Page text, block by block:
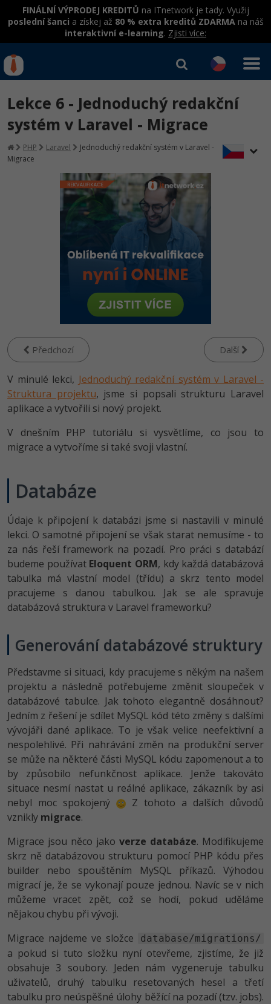
FINÁLNÍ VÝPRODEJ KREDITŮ na ITnetwork je tady. Využij
poslední šanci a získej až 80 % extra kreditů ZDARMAna náš
interaktivní e-learning. Zjisti více:
Rekvalifikace a kurzy
hrazené úřadem práce
Workshopy zdarma
Umělá inteligence v praxi
Datová analýza v praxi
Školení
Základy programování
Objektové programování - OOP
Umělá inteligence
HTML5, CSS3, Bootstrap, SEO
SQL a databáze
Testování a verzování
UML a návrhové vzory
React
Spring
Django
Best practices
Školení dle technologií
JavaScript
Python
HTML / CSS
UML a návrhové vzory
MySQL/MariaDB
SQLite
Kurzy IT profesí
Programátor WWW aplikací
Senior programátor
Front-end developer
Vývojář mobilních aplikací
Specialista na AI a bigdata
C# Game developer
Webdesigner
Tester
Grafik / UX/UI návrhář
Databázový analytik
Copywriter
WordPress specialista
Kurzy programování
Jak začít?
-80%
C#.NET
Python -80%
JavaScript -80%
PHP
-80%
Swift -80%
C -80%
Návrh SW -80%
Algoritmy -41%
Umělá inteligence (AI) -10%
Více
Fórum
Kurzy e-commerce
Testování softwaru
Datová analýza
Digitální gramotnost
Marketing
WordPress
SEO -30%
UX
Business
Kryptoměny -25%
Copywriting -30%
Kurzy designu
HTML/CSS -80%
Photoshop -80%
Adobe Lightroom -30%
Adobe XD -15%
Adobe InDesign -25%
Adobe After Effects
Blender -80%
Inkscape
Příběhy absolventů
Blog
Kariéra
Pro firmy
Přihlásit se | Registrovat
Lekce 6 - Jednoduchý redakční
systém v Laravel - Migrace
PHP Laravel
Jednoduchý redakční systém v Laravel -
Migrace
Předchozí Další
V minulé lekci, Jednoduchý redakční systém v Laravel -
Struktura projektu, jsme si popsali strukturu Laravel
aplikace a vytvořili si nový projekt.
V dnešním PHP tutoriálu si vysvětlíme, co jsou to
migrace a vytvoříme si také svoji vlastní.
Databáze
Údaje k připojení k databázi jsme si nastavili v minulé
lekci. O samotné připojení se však starat nemusíme - to
za nás řeší framework na pozadí. Pro práci s databází
budeme používat Eloquent ORM, kdy každá databázová
tabulka má vlastní model (třídu) a skrz tento model
pracujeme s danou tabulkou. Jak se ale spravuje
databázová struktura v Laravel frameworku?
Generování databázové struktury
Představme si situaci, kdy pracujeme s někým na našem
projektu a následně potřebujeme změnit sloupeček v
databázové tabulce. Jak tohoto elegantně dosáhnout?
Jedním z řešení je sdílet MySQL kód této změny s dalšími
vývojáři dané aplikace. To je však velice neefektivní a
nespolehlivé. Při nahrávání změn na produkční server
se může na některé části MySQL kódu zapomenout a to
by způsobilo nefunkčnost aplikace. Jenže takováto
situace nesmí nastat u reálné aplikace, zákazník by asi
nebyl moc spokojený
Z tohoto a dalších důvodů
vznikly migrace.
Migrace jsou něco jako verze databáze. Modifikujeme
skrz ně databázovou strukturu pomocí PHP kódu přes
builder nebo spouštěním MySQL příkazů. Výhodou
migrací je, že se vykonají pouze jednou. Navíc se v nich
můžeme vracet zpět, což se hodí, pokud uděláme
nějakou chybu při vývoji.
Migrace najdeme ve složce
database/migrations/
a pokud si tuto složku nyní otevřeme, zjistíme, že již
obsahuje 3 soubory. Jeden nám vygeneruje tabulku
uživatelů, druhý tabulku resetovaných hesel a třetí
tabulku pro neúspěšné úlohy běžící na pozadí (tzv. jobs).